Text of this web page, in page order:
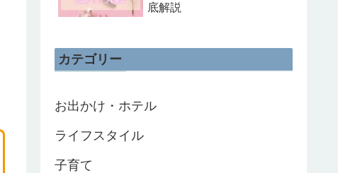
底解説
カテゴリー
お出かけ・ホテル
ライフスタイル
子育て